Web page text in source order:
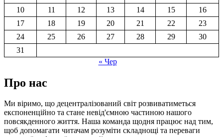
10
11 12 13 14 15
16
17
18 19 20 21 22
23
24
25 26 27 28 29
30
31
« Чер
Про нас
Ми віримо, що децентралізований світ розвиватиметься
експоненційно та стане невід'ємною частиною нашого
повсякденного життя. Наша команда щодня працює над тим,
щоб допомагати читачам розуміти складнощі та переваги